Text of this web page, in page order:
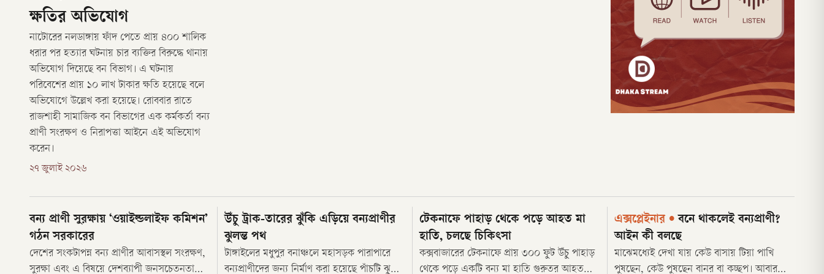
ক্ষতির অভিযোগ
নাটোরের নলডাঙ্গায় ফাঁদ পেতে প্রায় ৪০০ শালিক
ধরার পর হত্যার ঘটনায় চার ব্যক্তির বিরুদ্ধে থানায়
অভিযোগ দিয়েছে বন বিভাগ। এ ঘটনায়
পরিবেশের প্রায় ১০ লাখ টাকার ক্ষতি হয়েছে বলে
অভিযোগে উল্লেখ করা হয়েছে। রোববার রাতে
রাজশাহী সামাজিক বন বিভাগের এক কর্মকর্তা বন্য
প্রাণী সংরক্ষণ ও নিরাপত্তা আইনে এই অভিযোগ
করেন।
২৭ জুলাই ২০২৬
বন্য প্রাণী সুরক্ষায় ‘ওয়াইল্ডলাইফ কমিশন’
গঠন সরকারের
দেশের সংকটাপন্ন বন্য প্রাণীর আবাসস্থল সংরক্ষণ,
সুরক্ষা এবং এ বিষয়ে দেশব্যাপী জনসচেতনতা
উঁচু ট্রাক-তারের ঝুঁকি এড়িয়ে বন্যপ্রাণীর
ঝুলন্ত পথ
টাঙ্গাইলের মধুপুর বনাঞ্চলে মহাসড়ক পারাপারে
বন্যপ্রাণীদের জন্য নির্মাণ করা হয়েছে পাঁচটি ঝুলন্ত
টেকনাফে পাহাড় থেকে পড়ে আহত মা
হাতি, চলছে চিকিৎসা
কক্সবাজারের টেকনাফে প্রায় ৩০০ ফুট উঁচু পাহাড়
থেকে পড়ে একটি বন্য মা হাতি গুরুতর আহত
এক্সপ্লেইনার • বনে থাকলেই বন্যপ্রাণী?
আইন কী বলছে
মাঝেমধ্যেই দেখা যায় কেউ বাসায় টিয়া পাখি
পুষছেন, কেউ পুষছেন বানর বা কচ্ছপ। আবার